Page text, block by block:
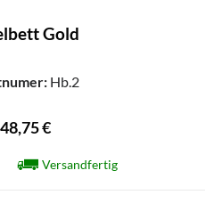
Gold
Hb.2
€
Versandfertig